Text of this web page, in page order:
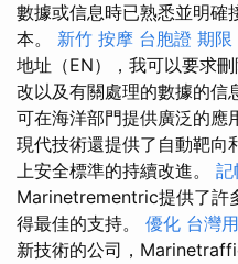
數據或信息時已熟悉並明確
本。 新竹 按摩 台胞證 期限
地址（EN），我可以要求
改以及有關處理的數據的信
可在海洋部門提供廣泛的應
現代技術還提供了自動靶向
上安全標準的持續改進。 記
Marinetrementric提供了許
得最佳的支持。 優化 台灣
新技術的公司，